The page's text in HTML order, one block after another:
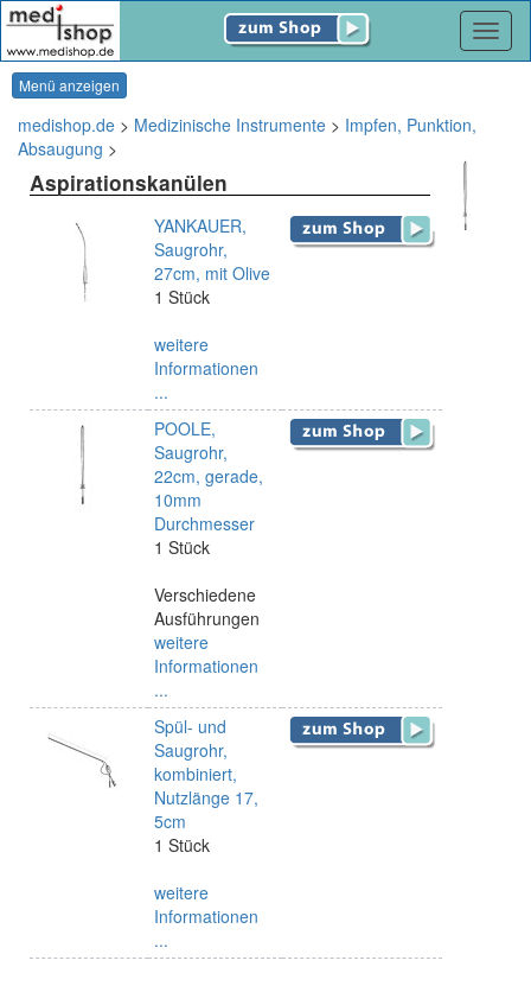
Menü anzeigen
medishop.de > Medizinische Instrumente > Impfen, Punktion,
Absaugung >
Aspirationskanülen
YANKAUER,
Saugrohr,
27cm, mit Olive
1 Stück
weitere
Informationen
...
POOLE,
Saugrohr,
22cm, gerade,
10mm
Durchmesser
1 Stück
Verschiedene
Ausführungen
weitere
Informationen
...
Spül- und
Saugrohr,
kombiniert,
Nutzlänge 17,
5cm
1 Stück
weitere
Informationen
...